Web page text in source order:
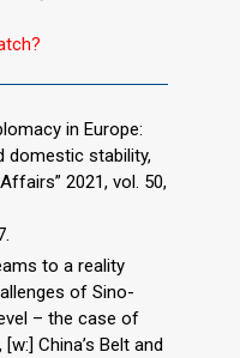
in Europe:
domestic stability,
2021, vol. 50,
to a reality
of Sino-
– the case of
China’s Belt and